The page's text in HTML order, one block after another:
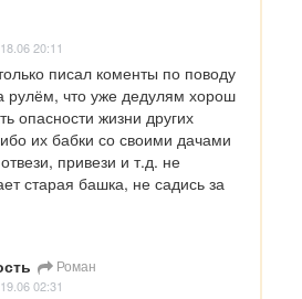
18.06 20:11
писал коменты по поводу
рулём, что уже дедулям хорош
опасности жизни других
их бабки со своими дачами
привези и т.д. не
старая башка, не садись за
Роман
19.06 02:31